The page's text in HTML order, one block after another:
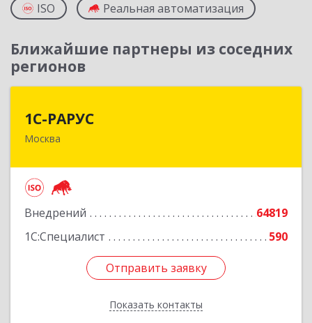
ISO Реальная автоматизация
Ближайшие партнеры из соседних
регионов
1С-РАРУС
Москва
Внедрений
64819
1С:Специалист
590
Отправить заявку
Показать контакты
127434, Москва г, Дмитровское ш, дом № 9Б
Отправить заявку
Назад